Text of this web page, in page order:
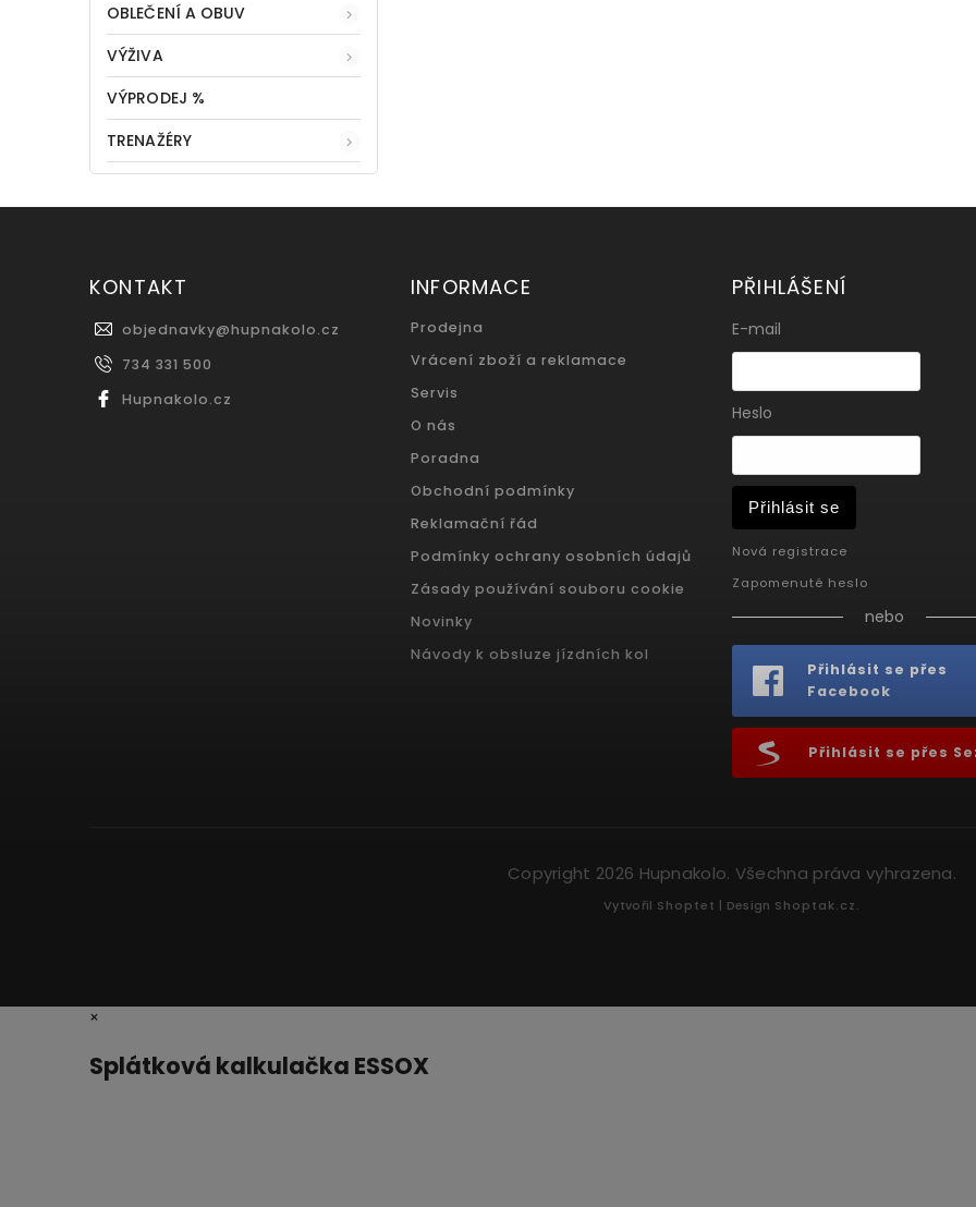
OBLEČENÍ A OBUV
VÝŽIVA
VÝPRODEJ %
TRENAŽÉRY
KONTAKT
objednavky@hupnakolo.cz
734 331 500
Hupnakolo.cz
INFORMACE
Prodejna
Vrácení zboží a reklamace
Servis
O nás
Poradna
Obchodní podmínky
Reklamační řád
Podmínky ochrany osobních údajů
Zásady používání souboru cookie
Novinky
Návody k obsluze jízdních kol
PŘIHLÁŠENÍ
E-mail
Heslo
Přihlásit se
Nová registrace
Zapomenuté heslo
nebo
Přihlásit se přes
Facebook
Přihlásit se přes
Copyright 2026 Hupnakolo. Všechna práva vyhrazena.
Vytvořil Shoptet | Design Shoptak.cz.
×
Splátková kalkulačka ESSOX